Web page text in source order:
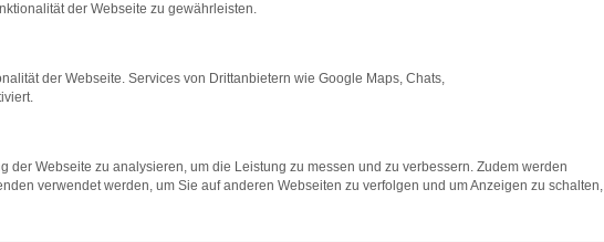
Benziner
der Webseite zu gewährleisten.
der Webseite. Services von Drittanbietern wie Google Maps, Chats,
der Webseite zu analysieren, um die Leistung zu messen und zu verbessern. Zudem werden
verwendet werden, um Sie auf anderen Webseiten zu verfolgen und um Anzeigen zu schalten,